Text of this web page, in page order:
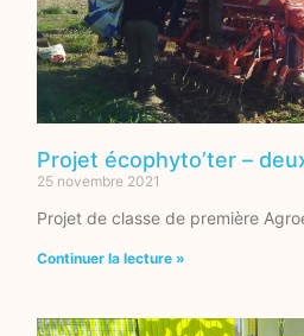
Projet écophyto’ter –
25 novembre 2021
Projet de classe de première
Continuer la lecture »